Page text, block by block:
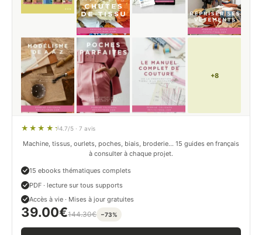
+8
4.7/5 · 7 avis
Machine, tissus, ourlets, poches, biais, broderie… 15 guides en français
à consulter à chaque projet.
15 ebooks thématiques complets
PDF · lecture sur tous supports
Accès à vie · Mises à jour gratuites
39.00€144.30€ −73%